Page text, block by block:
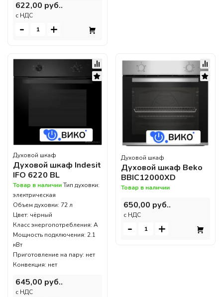
622,00 руб..
c НДС
- +
Духовой шкаф
Духовой шкаф Indesit
IFO 6220 BL
Товар в наличииТип духовки:
электрическая
Объем духовки: 72 л
Цвет: чёрный
Класс энергопотребления: A
Мощность подключения: 2.1
кВт
Приготовление на пару: нет
Конвекция: нет
645,00 руб..
c НДС
Духовой шкаф
Духовой шкаф Beko
BBIC12000XD
Товар в наличии
650,00 руб..
c НДС
- +